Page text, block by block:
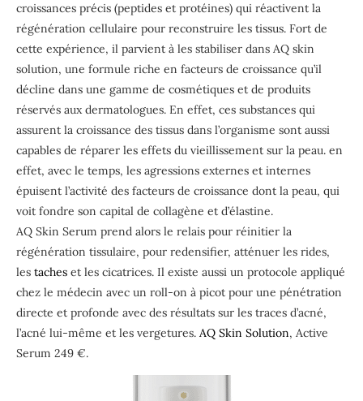
croissances précis (peptides et protéines) qui réactivent la
régénération cellulaire pour reconstruire les tissus. Fort de
cette expérience, il parvient à les stabiliser dans AQ skin
solution, une formule riche en facteurs de croissance qu’il
décline dans une gamme de cosmétiques et de produits
réservés aux dermatologues. En effet, ces substances qui
assurent la croissance des tissus dans l’organisme sont aussi
capables de réparer les effets du vieillissement sur la peau. en
effet, avec le temps, les agressions externes et internes
épuisent l’activité des facteurs de croissance dont la peau, qui
voit fondre son capital de collagène et d’élastine.
AQ Skin Serum prend alors le relais pour réinitier la
régénération tissulaire, pour redensifier, atténuer les rides,
les taches et les cicatrices. Il existe aussi un protocole appliqué
chez le médecin avec un roll-on à picot pour une pénétration
directe et profonde avec des résultats sur les traces d’acné,
l’acné lui-même et les vergetures. AQ Skin Solution, Active
Serum 249 €.